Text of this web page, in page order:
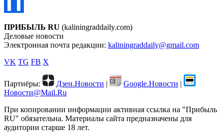
ПРИБЫЛЬ RU (kaliningraddaily.com)
Деловые новости
Электронная почта редакции: kaliningraddaily@gmail.com
VK TG FB X
Партнёры: Дзен.Новости | Google.Новости |
Новости@Mail.Ru
При копировании информации активная ссылка на "Прибыль
RU" обязательна. Материалы сайта предназначены для
аудитории старше 18 лет.